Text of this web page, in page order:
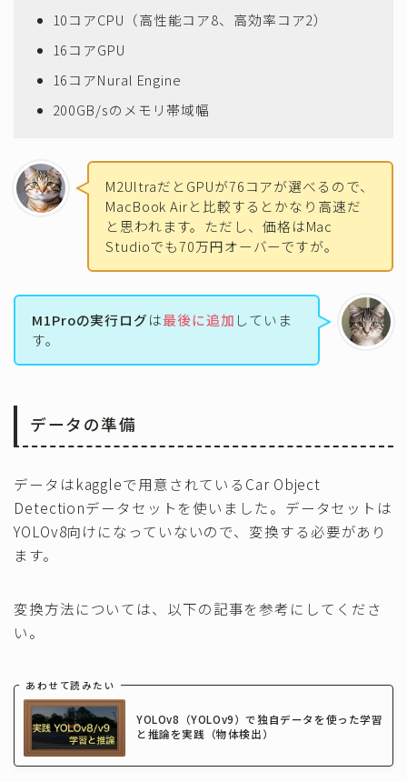
10コアCPU（高性能コア8、高効率コア2）
16コアGPU
16コアNural Engine
200GB/sのメモリ帯域幅
M2UltraだとGPUが76コアが選べるので、
MacBook Airと比較するとかなり高速だ
と思われます。ただし、価格はMac
Studioでも70万円オーバーですが。
M1Proの実行ログは最後に追加 していま
す。
データの準備
データはkaggleで用意されているCar Object
Detectionデータセットを使いました。データセットは
YOLOv8向けになっていないので、変換する必要があり
ます。
変換方法については、以下の記事を参考にしてくださ
い。
あわせて読みたい
YOLOv8（YOLOv9）で独自データを使った学習
と推論を実践（物体検出）